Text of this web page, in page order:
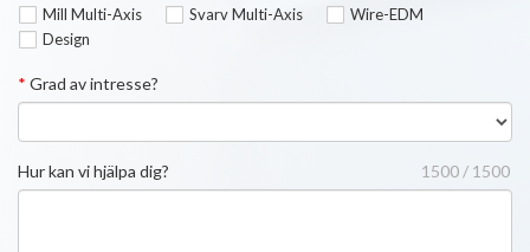
Mill Multi-Axis
Svarv Multi-Axis
Wire-EDM
Design
* Grad av intresse?
Hur kan vi hjälpa dig? 1500 / 1500